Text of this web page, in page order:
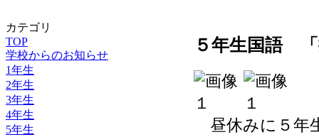
カテゴリ
TOP
学校からのお知らせ
1年生
2年生
3年生
4年生
5年生
５年生国語
昼休みに５年